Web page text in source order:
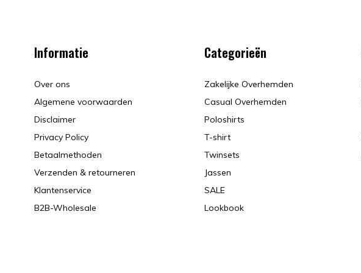
Informatie
Over ons
Algemene voorwaarden
Disclaimer
Privacy Policy
Betaalmethoden
Verzenden & retourneren
Klantenservice
B2B-Wholesale
Categorieën
Zakelijke Overhemden
Casual Overhemden
Poloshirts
T-shirt
Twinsets
Jassen
SALE
Lookbook